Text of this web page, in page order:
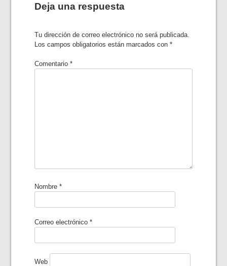
Deja una respuesta
Tu dirección de correo electrónico no será publicada.
Los campos obligatorios están marcados con*
Comentario*
Nombre*
Correo electrónico*
Web